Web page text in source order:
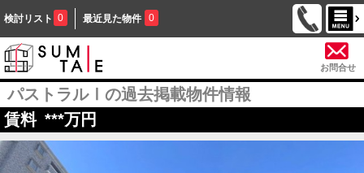
検討リスト 0 最近見た物件 0
お問合せ
パストラルⅠの過去掲載物件情報
賃料 ***万円